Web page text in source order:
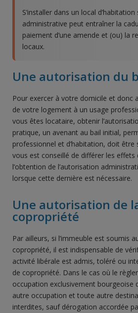
S’installer dans un local
administrative peut entraîner la
paiement d’une amende et (ou) la
locaux.
Une autorisation du
Pour exercer à votre domicile et donc
de votre logement à un usage
vous êtes locataire, obtenir
pratique, un avenant au bail initial,
professionnel et d’habitation, doit être
vous est conseillé de différer les effets
l’obtention de l’autorisation
lorsque cette dernière est nécessaire.
Une autorisation de
copropriété
Par ailleurs, si l’immeuble est soumis
copropriété, il est indispensable de
activité libérale est admis, toléré ou
de copropriété. Dans le cas où le
occupation exclusivement bourgeoise
autre occupation et toute autre
interdites, sauf dérogation accordée